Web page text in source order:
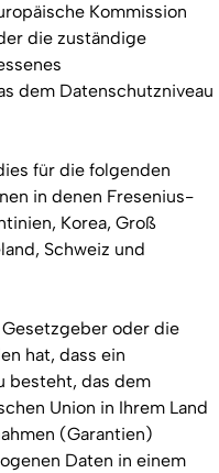
Kommission
die zuständige
dem Datenschutzniveau
für die folgenden
in denen Fresenius-
Korea, Groß
Schweiz und
oder die
hat, dass ein
besteht, das dem
Union in Ihrem Land
(Garantien)
Daten in einem